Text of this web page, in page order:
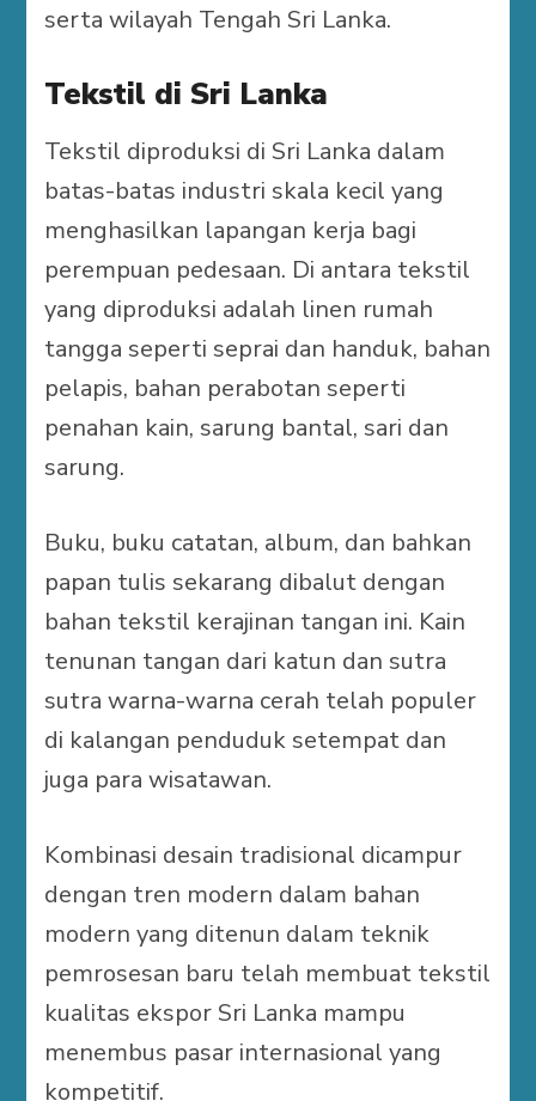
serta wilayah Tengah Sri Lanka.
Tekstil di Sri Lanka
Tekstil diproduksi di Sri Lanka dalam
batas-batas industri skala kecil yang
menghasilkan lapangan kerja bagi
perempuan pedesaan. Di antara tekstil
yang diproduksi adalah linen rumah
tangga seperti seprai dan handuk, bahan
pelapis, bahan perabotan seperti
penahan kain, sarung bantal, sari dan
sarung.
Buku, buku catatan, album, dan bahkan
papan tulis sekarang dibalut dengan
bahan tekstil kerajinan tangan ini. Kain
tenunan tangan dari katun dan sutra
sutra warna-warna cerah telah populer
di kalangan penduduk setempat dan
juga para wisatawan.
Kombinasi desain tradisional dicampur
dengan tren modern dalam bahan
modern yang ditenun dalam teknik
pemrosesan baru telah membuat tekstil
kualitas ekspor Sri Lanka mampu
menembus pasar internasional yang
kompetitif.